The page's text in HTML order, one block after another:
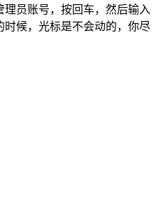
员账号，按回车，然后输入
候，光标是不会动的，你尽